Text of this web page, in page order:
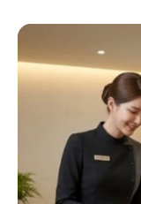
Mẫu đồng phục
Giới thiệu
màu tím